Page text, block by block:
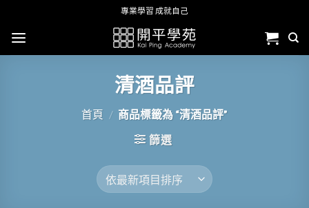
content
專業學習 成就自己
清酒品評
首頁 / 商品標籤為 “清酒品評”
篩選